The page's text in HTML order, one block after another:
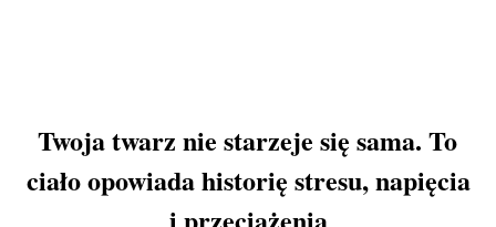
Twoja twarz nie starzeje się sama. To
ciało opowiada historię stresu, napięcia